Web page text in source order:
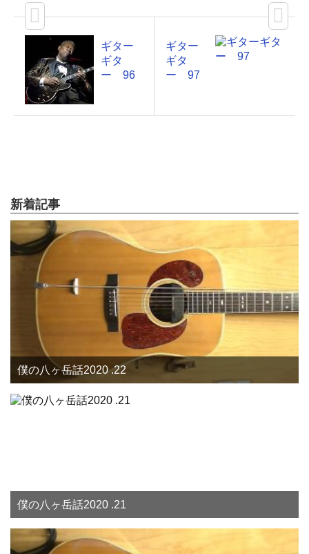
ギター
ギタ
ー 96
ギター
ギタ
ー 97
新着記事
僕の八ヶ岳話2020 .22
僕の八ヶ岳話2020 .21